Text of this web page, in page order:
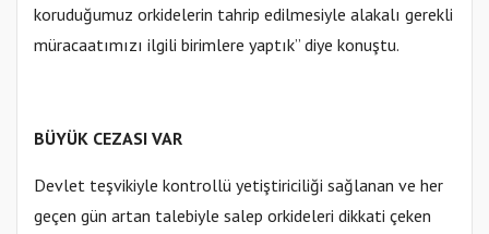
koruduğumuz orkidelerin tahrip edilmesiyle alakalı gerekli
müracaatımızı ilgili birimlere yaptık” diye konuştu.
BÜYÜK CEZASI VAR
Devlet teşvikiyle kontrollü yetiştiriciliği sağlanan ve her
geçen gün artan talebiyle salep orkideleri dikkati çeken